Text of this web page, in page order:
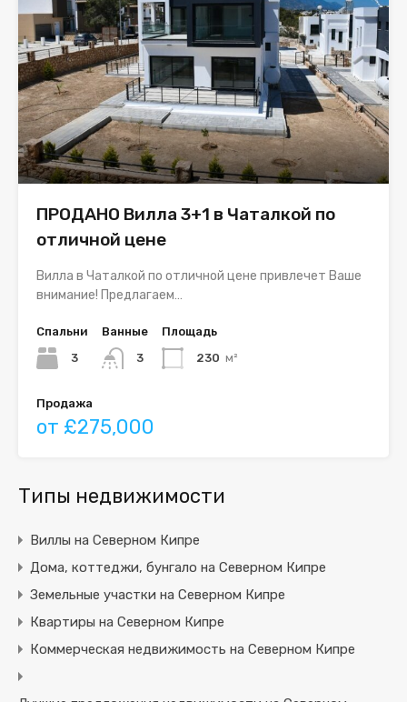
ПРОДАНО Вилла 3+1 в Чаталкой по
отличной цене
Вилла в Чаталкой по отличной цене привлечет Ваше
внимание! Предлагаем…
Спальни
3
Ванные
3
Площадь
230 м²
Продажа
от £275,000
Типы недвижимости
Виллы на Северном Кипре
Дома, коттеджи, бунгало на Северном Кипре
Земельные участки на Северном Кипре
Квартиры на Северном Кипре
Коммерческая недвижимость на Северном Кипре